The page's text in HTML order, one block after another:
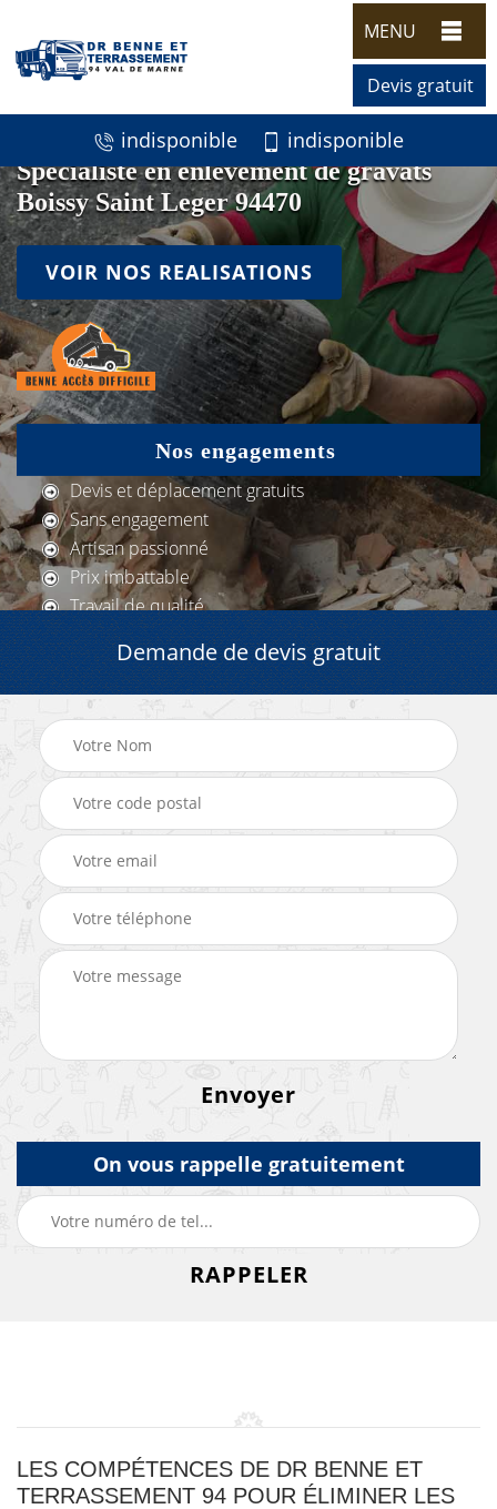
MENU
Devis gratuit
indisponible indisponible
Spécialiste en enlèvement de gravats
Boissy Saint Leger 94470
VOIR NOS REALISATIONS
Nos engagements
Devis et déplacement gratuits
Sans engagement
Artisan passionné
Prix imbattable
Travail de qualité
Demande de devis gratuit
On vous rappelle gratuitement
LES COMPÉTENCES DE DR BENNE ET
TERRASSEMENT 94 POUR ÉLIMINER LES